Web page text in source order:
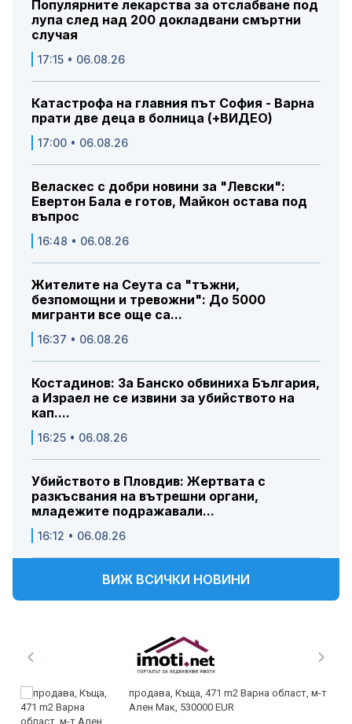
Популярните лекарства за отслабване под
лупа след над 200 докладвани смъртни
случая
17:15 • 06.08.26
Катастрофа на главния път София - Варна
прати две деца в болница (+ВИДЕО)
17:00 • 06.08.26
Веласкес с добри новини за "Левски":
Евертон Бала е готов, Майкон остава под
въпрос
16:48 • 06.08.26
Жителите на Сеута са "тъжни,
безпомощни и тревожни": До 5000
мигранти все още са...
16:37 • 06.08.26
Костадинов: За Банско обвиниха България,
а Израел не се извини за убийството на
кап....
16:25 • 06.08.26
Убийството в Пловдив: Жертвата с
разкъсвания на вътрешни органи,
младежите подражавали...
16:12 • 06.08.26
ВИЖ ВСИЧКИ НОВИНИ
продава, Къща, 471 m2 Варна област, м-т
Ален Мак, 530000 EUR